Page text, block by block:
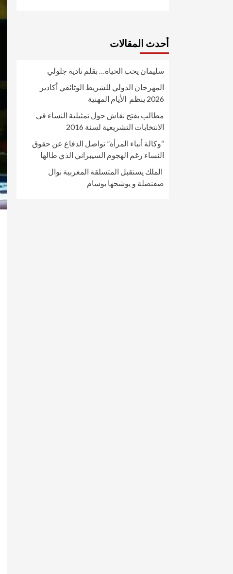
أحدث المقالات
سليمان يحب الحياة… بقلم نادية جلولي
المهرجان الدولي للشريط الوثائقي أكادير
2026 ينظم الأيام المهنية
مطالب بفتح نقاش حول تمثيلية النساء في
الانتخابات التشريعية لسنة 2016
“وكالة أنباء المرأة” تواصل الدفاع عن حقوق
النساء رغم الهجوم السيبراني الذي طالها
الملك يستقبل المتسلقة المغربية نوال
صفنضلة و يوشحها بوسام